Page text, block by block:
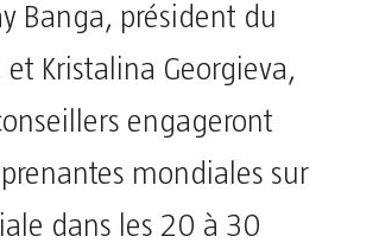
Banga, président du
Kristalina Georgieva,
engageront
mondiales sur
dans les 20 à 30